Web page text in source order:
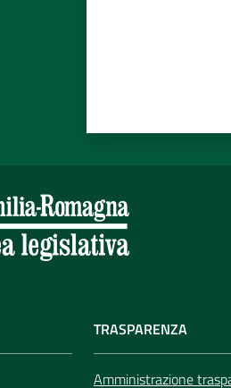
TRASPARENZA
Amministrazione